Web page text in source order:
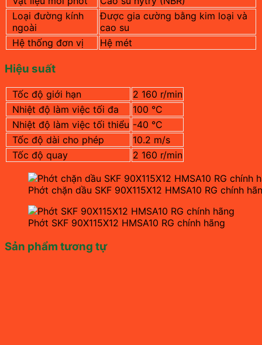
Loại đường kính
ngoài
Được gia cường bằng kim loại và
cao su
Hệ thống đơn vị
Hệ mét
Hiệu suất
Tốc độ giới hạn
2 160 r/min
Nhiệt độ làm việc tối đa
100 °C
Nhiệt độ làm việc tối thiểu -40 °C
Tốc độ dài cho phép
10.2 m/s
Tốc độ quay
2 160 r/min
Phớt chặn dầu SKF 90X115X12 HMSA10 RG chính
Phớt SKF 90X115X12 HMSA10 RG chính hãng
Sản phẩm tương tự